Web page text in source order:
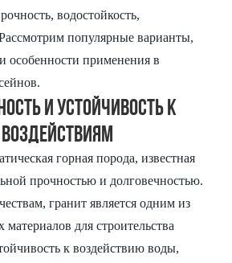
водостойкость,
популярные варианты,
особенности применения в
и устойчивость к
горная порода, известная
прочностью и долговечностью.
гранит является одним из
для строительства
к воздействию воды,